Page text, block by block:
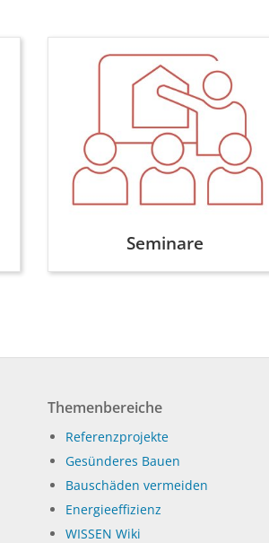
Seminare
Themenbereiche
Referenzprojekte
Gesünderes Bauen
Bauschäden vermeiden
Energieeffizienz
WISSEN Wiki